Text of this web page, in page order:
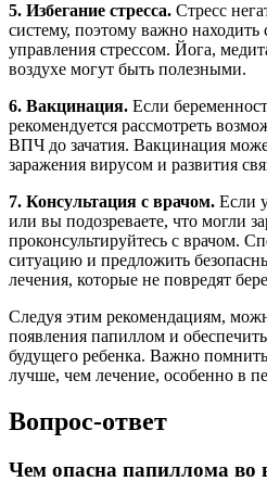
5. Избегание стресса. Стресс
систему, поэтому важно находить
управления стрессом. Йога,
воздухе могут быть полезными.
6. Вакцинация. Если
рекомендуется рассмотреть
ВПЧ до зачатия. Вакцинация
заражения вирусом и развития
7. Консультация с врачом. Если
или вы подозреваете, что могли
проконсультируйтесь с врачом.
ситуацию и предложить
лечения, которые не повредят
Следуя этим рекомендациям,
появления папиллом и
будущего ребенка. Важно
лучше, чем лечение, особенно в
Вопрос-ответ
Чем опасна папиллома во